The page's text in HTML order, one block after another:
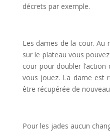
décrets par exemple.
Les dames de la cour.
sur le plateau vous
cour pour doubler
vous jouez. La dame est
être récupérée de
Pour les jades aucun